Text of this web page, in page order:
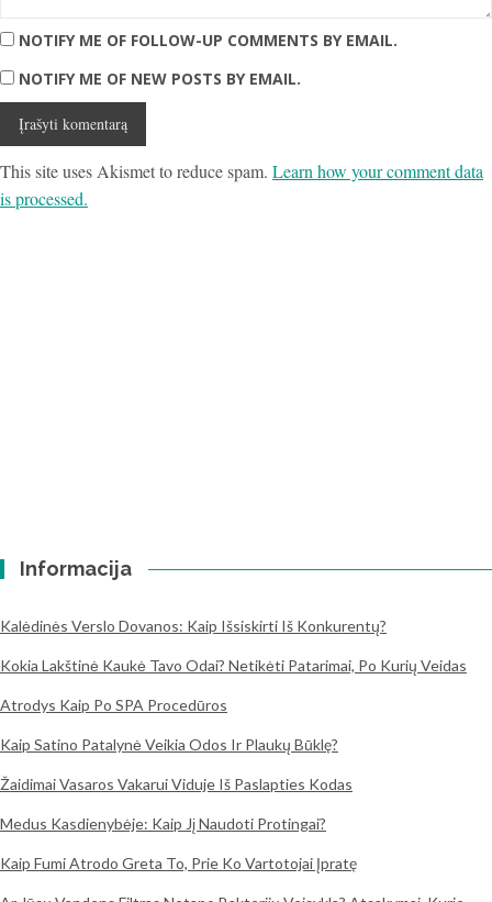
NOTIFY ME OF FOLLOW-UP COMMENTS BY EMAIL.
NOTIFY ME OF NEW POSTS BY EMAIL.
This site uses Akismet to reduce spam. Learn how your comment data
is processed.
Informacija
Kalėdinės Verslo Dovanos: Kaip Išsiskirti Iš Konkurentų?
Kokia Lakštinė Kaukė Tavo Odai? Netikėti Patarimai, Po Kurių Veidas
Atrodys Kaip Po SPA Procedūros
Kaip Satino Patalynė Veikia Odos Ir Plaukų Būklę?
Žaidimai Vasaros Vakarui Viduje Iš Paslapties Kodas
Medus Kasdienybėje: Kaip Jį Naudoti Protingai?
Kaip Fumi Atrodo Greta To, Prie Ko Vartotojai Įpratę